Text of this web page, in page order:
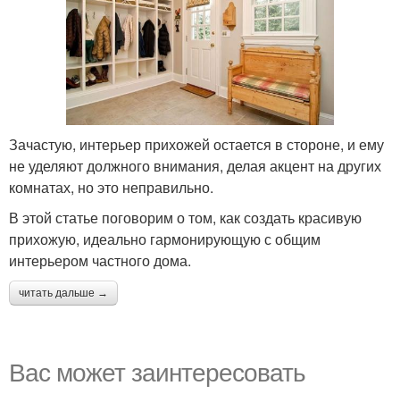
Зачастую, интерьер прихожей остается в стороне, и ему
не уделяют должного внимания, делая акцент на других
комнатах, но это неправильно.
В этой статье поговорим о том, как создать красивую
прихожую, идеально гармонирующую с общим
интерьером частного дома.
читать дальше →
Вас может заинтересовать